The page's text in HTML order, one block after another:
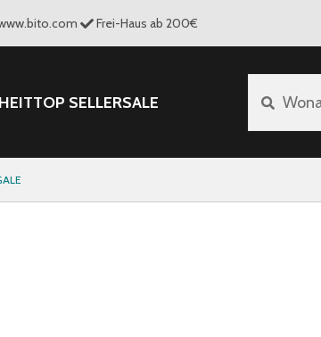
Frei-Haus ab 200€
TOP SELLERSALE